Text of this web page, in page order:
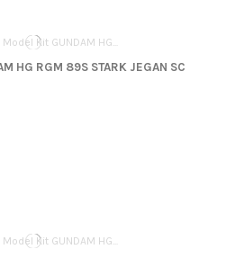
HG RGM 89S STARK JEGAN SC